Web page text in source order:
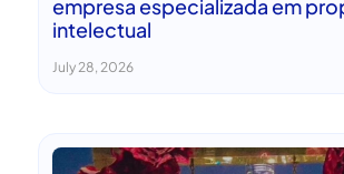
empresa especializada em
intelectual
July 28, 2026